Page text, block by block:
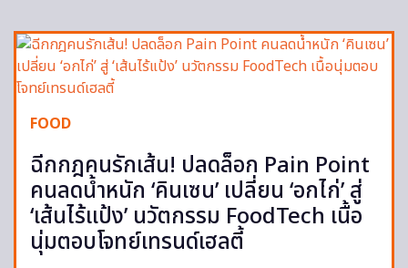
FOOD
ฉีกกฎคนรักเส้น! ปลดล็อก Pain Point
คนลดน้ำหนัก ‘คินเซน’ เปลี่ยน ‘อกไก่’ สู่
‘เส้นไร้แป้ง’ นวัตกรรม FoodTech เนื้อ
นุ่มตอบโจทย์เทรนด์เฮลตี้